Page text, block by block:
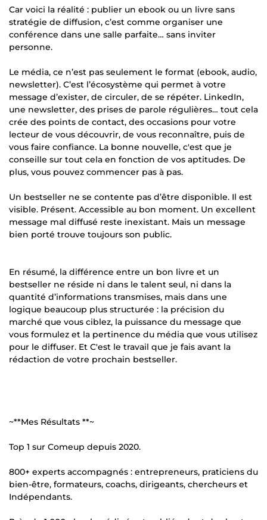
Car voici la réalité : publier un ebook ou un livre sans
stratégie de diffusion, c’est comme organiser une
conférence dans une salle parfaite… sans inviter
personne.
Le média, ce n’est pas seulement le format (ebook, audio,
newsletter). C’est l’écosystème qui permet à votre
message d’exister, de circuler, de se répéter. LinkedIn,
une newsletter, des prises de parole régulières… tout cela
crée des points de contact, des occasions pour votre
lecteur de vous découvrir, de vous reconnaître, puis de
vous faire confiance. La bonne nouvelle, c'est que je
conseille sur tout cela en fonction de vos aptitudes. De
plus, vous pouvez commencer pas à pas.
Un bestseller ne se contente pas d’être disponible. Il est
visible. Présent. Accessible au bon moment. Un excellent
message mal diffusé reste inexistant. Mais un message
bien porté trouve toujours son public.
En résumé, la différence entre un bon livre et un
bestseller ne réside ni dans le talent seul, ni dans la
quantité d’informations transmises, mais dans une
logique beaucoup plus structurée : la précision du
marché que vous ciblez, la puissance du message que
vous formulez et la pertinence du média que vous utilisez
pour le diffuser. Et C'est le travail que je fais avant la
rédaction de votre prochain bestseller.
~**Mes Résultats **~
Top 1 sur Comeup depuis 2020.
800+ experts accompagnés : entrepreneurs, praticiens du
bien-être, formateurs, coachs, dirigeants, chercheurs et
Indépendants.